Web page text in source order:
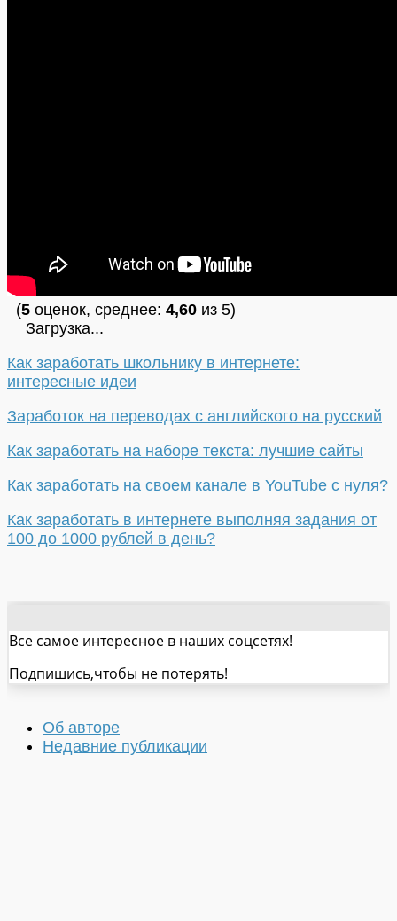
(5 оценок, среднее: 4,60 из 5)
Загрузка...
Как заработать школьнику в интернете:
интересные идеи
Заработок на переводах с английского на русский
Как заработать на наборе текста: лучшие сайты
Как заработать на своем канале в YouTube с нуля?
Как заработать в интернете выполняя задания от
100 до 1000 рублей в день?
Все самое интересное в наших соцсетях!
Подпишись,чтобы не потерять!
Об авторе
Недавние публикации